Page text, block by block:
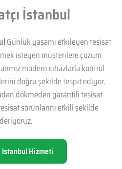
İstanbul
Günlük yaşamı etkileyen tesisat
isteyen müşterilere çözüm
modern cihazlarla kontrol
doğru şekilde tespit ediyor,
dökmeden garantili tesisat
sorunlarını etkili şekilde
Hizmeti